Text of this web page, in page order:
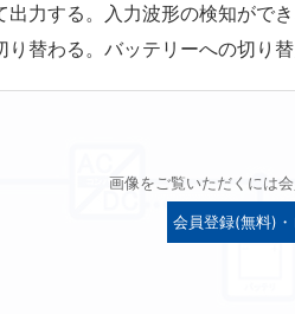
出力する。入力波形の検知がで
り替わる。バッテリーへの切り
画像をご覧いただくには
会員登録(無料)